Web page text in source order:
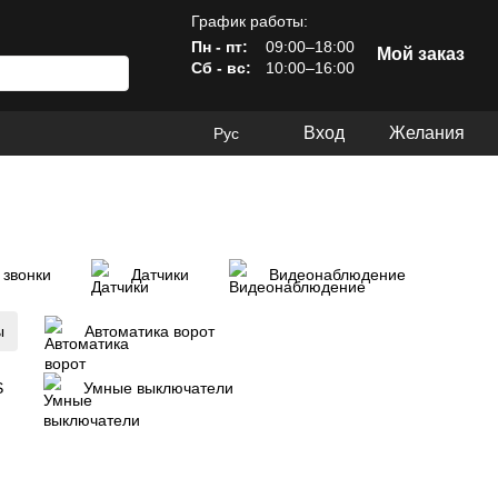
График работы:
Пн - пт:
09:00–18:00
Сб - вс:
10:00–16:00
Мой заказ
Рус Вход Желания
Датчики Видеонаблюдение
Автоматика ворот
Умные выключатели